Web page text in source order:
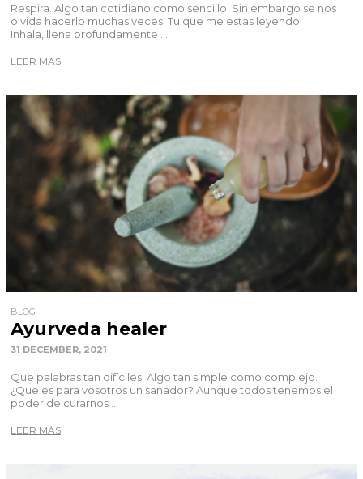
Respira. Algo tan cotidiano como sencillo. Sin embargo se nos
olvida hacerlo muchas veces. Tu que me estas leyendo.
Inhala, llena profundamente ...
LEER MÁS
BLOG
Ayurveda healer
31 DECEMBER, 2021
Que palabras tan difíciles. Algo tan simple como complejo.
¿Que es para vosotros un sanador? Aunque todos tenemos el
poder de curarnos ...
LEER MÁS